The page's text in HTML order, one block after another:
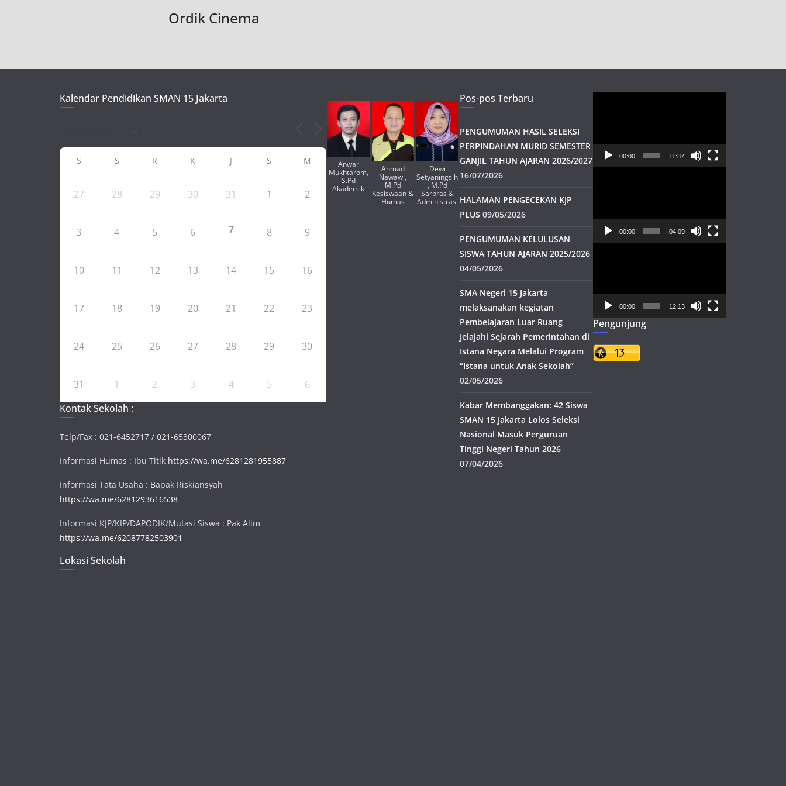
Ordik Cinema
Kalendar Pendidikan SMAN 15 Jakarta
S S R K J S M
27 28 29 30 31 1 2
3 4 5 6 7 8 9
10 11 12 13 14 15 16
17 18 19 20 21 22 23
24 25 26 27 28 29 30
31 1 2 3 4 5
6
Kontak Sekolah :
Telp/Fax : 021-6452717 / 021-65300067
Informasi Humas : Ibu Titik https://wa.me/6281281955887
Informasi Tata Usaha : Bapak Riskiansyah
https://wa.me/6281293616538
Informasi KJP/KIP/DAPODIK/Mutasi Siswa : Pak Alim
https://wa.me/62087782503901
Lokasi Sekolah
Anwar
Mukhtarom,
S.Pd
Akademik
Ahmad
Nawawi,
M.Pd
Kesiswaan &
Humas
Dewi
Setyaningsih
, M.Pd
Sarpras &
Administrasi
Pos-pos Terbaru
PENGUMUMAN HASIL SELEKSI
PERPINDAHAN MURID SEMESTER
GANJIL TAHUN AJARAN 2026/2027
16/07/2026
HALAMAN PENGECEKAN KJP
PLUS 09/05/2026
PENGUMUMAN KELULUSAN
SISWA TAHUN AJARAN 2025/2026
04/05/2026
SMA Negeri 15 Jakarta
melaksanakan kegiatan
Pembelajaran Luar Ruang
Jelajahi Sejarah Pemerintahan di
Istana Negara Melalui Program
“Istana untuk Anak Sekolah”
02/05/2026
Kabar Membanggakan: 42 Siswa
SMAN 15 Jakarta Lolos Seleksi
Nasional Masuk Perguruan
Tinggi Negeri Tahun 2026
07/04/2026
00:00 11:37
00:00 04:09
00:00 12:13
Pengunjung